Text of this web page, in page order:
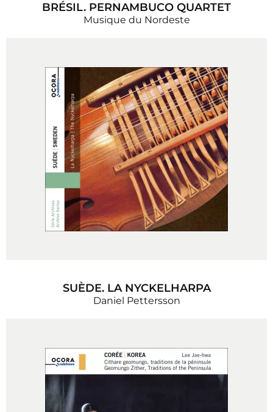
BRÉSIL. PERNAMBUCO QUARTET
Musique du Nordeste
SUÈDE. LA NYCKELHARPA
Daniel Pettersson